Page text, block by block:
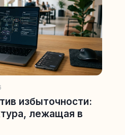
избыточности:
лежащая в